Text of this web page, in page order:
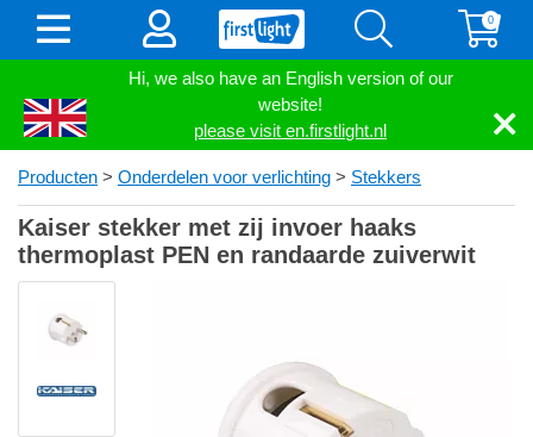
Hi, we also have an English version of our
website!
please visit en.firstlight.nl
0
Producten > Onderdelen voor verlichting > Stekkers
Kaiser stekker met zij invoer haaks
thermoplast PEN en randaarde zuiverwit